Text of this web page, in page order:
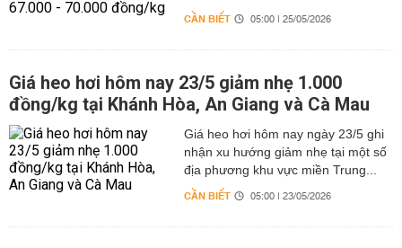
CẦN BIẾT 05:00 | 25/05/2026
Giá heo hơi hôm nay 23/5 giảm nhẹ 1.000
đồng/kg tại Khánh Hòa, An Giang và Cà Mau
Giá heo hơi hôm nay ngày 23/5 ghi
nhận xu hướng giảm nhẹ tại một số
địa phương khu vực miền Trung...
CẦN BIẾT 05:00 | 23/05/2026